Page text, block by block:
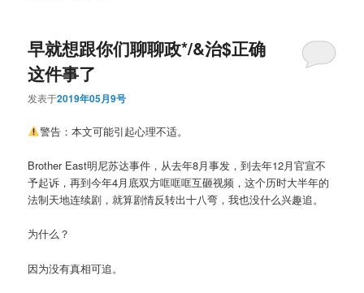
早就想跟你们聊聊政*/&治$正确
这件事了
发表于2019年05月9号
警告：本文可能引起心理不适。
Brother East明尼苏达事件，从去年8月事发，到去年12月官宣不
予起诉，再到今年4月底双方哐哐哐互砸视频，这个历时大半年的
法制天地连续剧，就算剧情反转出十八弯，我也没什么兴趣追。
为什么？
因为没有真相可追。